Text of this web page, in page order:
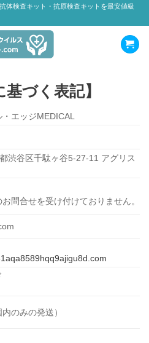
体検査キット・抗原検査キットを最安値級
基づく表記】
エッジMEDICAL
渋谷区千駄ヶ谷5-27-11 アグリス
問合せを受け付けておりません。
のみの発送）